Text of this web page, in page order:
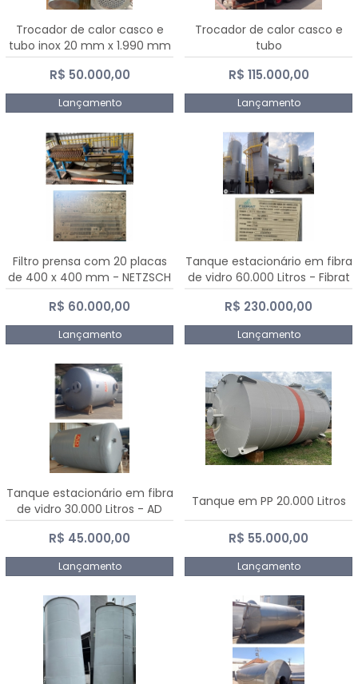
Trocador de calor casco e
tubo inox 20 mm x 1.990 mm
R$ 50.000,00
Lançamento
Trocador de calor casco e
tubo
R$ 115.000,00
Lançamento
Filtro prensa com 20 placas
de 400 x 400 mm - NETZSCH
R$ 60.000,00
Lançamento
Tanque estacionário em fibra
de vidro 60.000 Litros - Fibrat
R$ 230.000,00
Lançamento
Tanque estacionário em fibra
de vidro 30.000 Litros - AD
Fibras
R$ 45.000,00
Lançamento
Tanque em PP 20.000 Litros
R$ 55.000,00
Lançamento